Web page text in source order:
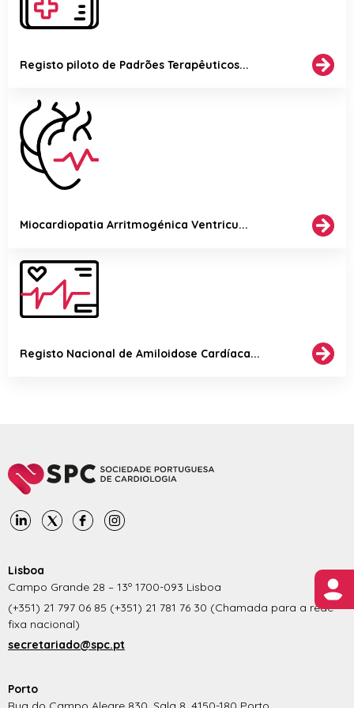
Registo piloto de Padrões Terapêuticos...
Miocardiopatia Arritmogénica Ventricu...
Registo Nacional de Amiloidose Cardíaca...
Lisboa
Campo Grande 28 – 13º 1700-093 Lisboa
(+351) 21 797 06 85 (+351) 21 781 76 30 (Chamada para a rede
fixa nacional)
secretariado@spc.pt
Porto